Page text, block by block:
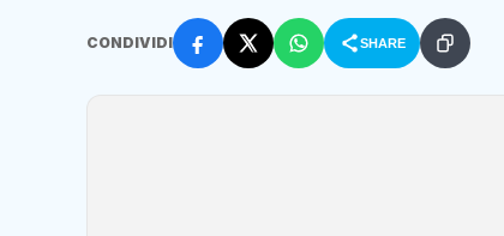
CONDIVIDI SHARE